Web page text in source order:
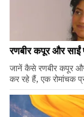
रणबीर कपूर और साईं
जानें कैसे रणबीर कपूर
कर रहे हैं, एक रोमांचक